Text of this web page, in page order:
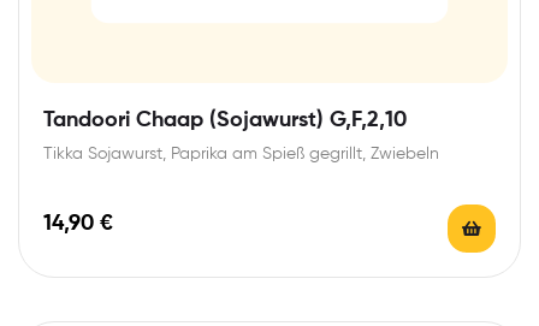
Tandoori Chaap (Sojawurst) G,F,2,10
Tikka Sojawurst, Paprika am Spieß gegrillt, Zwiebeln
14,90 €